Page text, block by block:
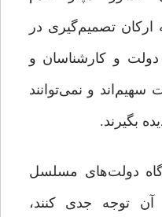
تصمیم‌گیری در
و کارشناسان و
سهیم‌اند و نمی‌توانند
بگیرند.
دولت‌های مسلسل
آن توجه جدی کنند،